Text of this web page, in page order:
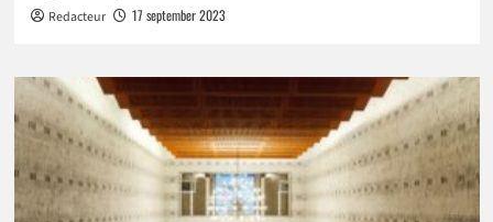
Redacteur 17 september 2023